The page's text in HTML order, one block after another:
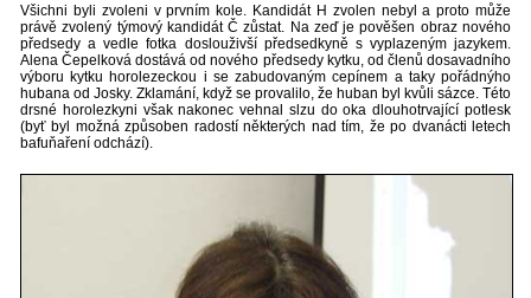
Všichni byli zvoleni v prvním kole. Kandidát H zvolen nebyl a proto může
právě zvolený týmový kandidát Č zůstat. Na zeď je pověšen obraz nového
předsedy a vedle fotka doslouživší předsedkyně s vyplazeným jazykem.
Alena Čepelková dostává od nového předsedy kytku, od členů dosavadního
výboru kytku horolezeckou i se zabudovaným cepínem a taky pořádnýho
hubana od Josky. Zklamání, když se provalilo, že huban byl kvůli sázce. Této
drsné horolezkyni však nakonec vehnal slzu do oka dlouhotrvající potlesk
(byť byl možná způsoben radostí některých nad tím, že po dvanácti letech
bafuňaření odchází).